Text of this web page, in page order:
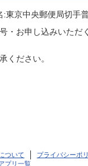
京中央郵便局切手
・お申し込みいた
ください。
ついて
プライバシーポ
プリ一覧